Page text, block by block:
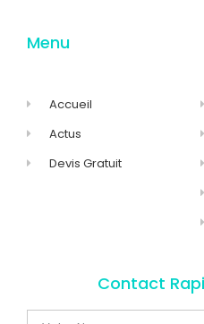
Menu
Accueil
Actus
Devis Gratuit
Contact